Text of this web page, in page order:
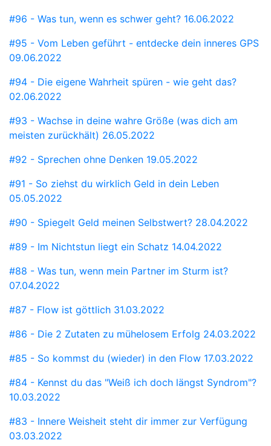
#96 - Was tun, wenn es schwer geht? 16.06.2022
#95 - Vom Leben geführt - entdecke dein inneres GPS
09.06.2022
#94 - Die eigene Wahrheit spüren - wie geht das?
02.06.2022
#93 - Wachse in deine wahre Größe (was dich am
meisten zurückhält) 26.05.2022
#92 - Sprechen ohne Denken 19.05.2022
#91 - So ziehst du wirklich Geld in dein Leben
05.05.2022
#90 - Spiegelt Geld meinen Selbstwert? 28.04.2022
#89 - Im Nichtstun liegt ein Schatz 14.04.2022
#88 - Was tun, wenn mein Partner im Sturm ist?
07.04.2022
#87 - Flow ist göttlich 31.03.2022
#86 - Die 2 Zutaten zu mühelosem Erfolg 24.03.2022
#85 - So kommst du (wieder) in den Flow 17.03.2022
#84 - Kennst du das "Weiß ich doch längst Syndrom"?
10.03.2022
#83 - Innere Weisheit steht dir immer zur Verfügung
03.03.2022